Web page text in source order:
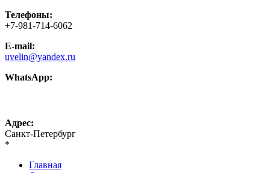
Телефоны:
+7-981-714-6062
E-mail:
uvelin@yandex.ru
WhatsApp:
Адрес:
Санкт-Петербург
*
Главная